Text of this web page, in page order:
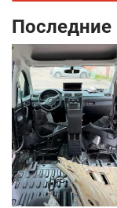
Последние